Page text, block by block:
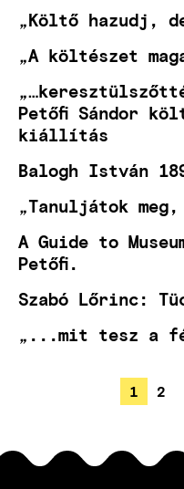
„Költő hazudj,
„A költészet
Petőfi Sándor
kiállítás
Balogh István
„Tanuljátok
A Guide to
Petőfi.
Szabó Lőrinc:
„...mit tesz a
OLDALSZÁMOZÁSOLDAL
1 2